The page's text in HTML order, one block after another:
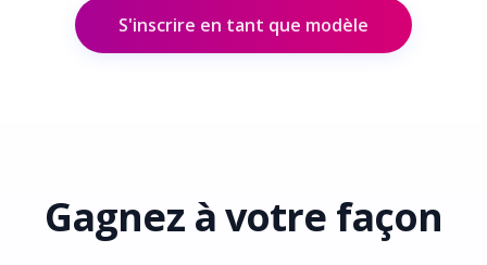
S'inscrire en tant que modèle
Gagnez à votre façon